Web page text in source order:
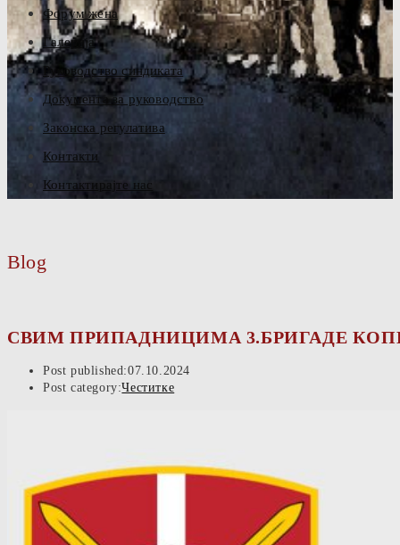
Форум жена
Галерија
Руководство синдиката
Документа за руководство
Законска регулатива
Контакти
Контактирајте нас
Blog
СВИМ ПРИПАДНИЦИМА 3.БРИГАДЕ
Post published:07.10.2024
Post category:Честитке